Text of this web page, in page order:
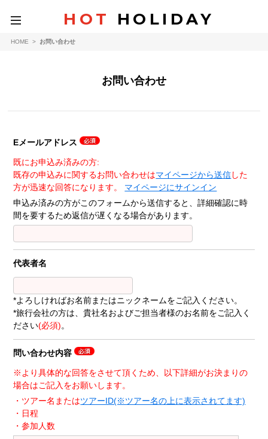
toggle
navigation
HOT HOLIDAY
HOME > お問い合わせ
お問い合わせ
Eメールアドレス
既にお申込み済みの方:
既存の申込みに関するお問い合わせはマイページから送信した
方が迅速な回答になります。 マイページにサインイン
申込み済みの方がこのフォームから送信すると、詳細確認に時
間を要するため返信が遅くなる場合があります。
代表者名
*よろしければお名前またはニックネームをご記入ください。
*旅行会社の方は、貴社名およびご担当者様のお名前をご記入く
ださい(必須)。
問い合わせ内容
※より具体的な回答をさせて頂くため、以下詳細がお決まりの
場合はご記入をお願いします。
・ツアー名またはツアーID(※ツアー名の上に表示されてます)
・日程
・参加人数